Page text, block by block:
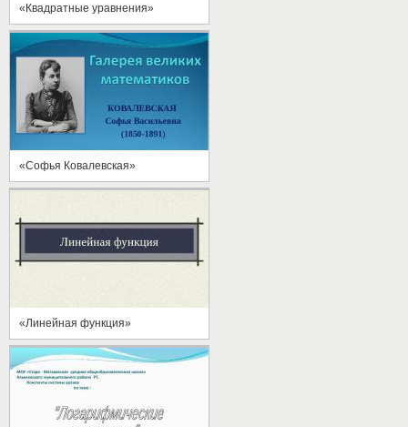
«Квадратные уравнения»
«Софья Ковалевская»
«Линейная функция»